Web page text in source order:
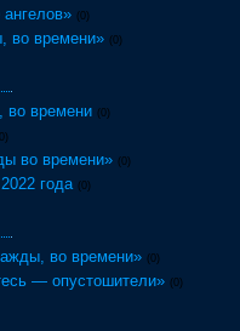
(0)
во времени» (0)
во времени (0)
во времени» (0)
года (0)
во времени» (0)
— опустошители» (0)